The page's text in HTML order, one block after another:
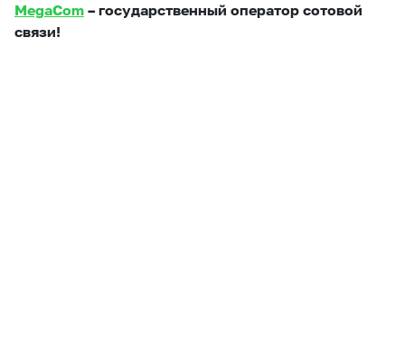
MegaCom – государственный оператор сотовой
связи!